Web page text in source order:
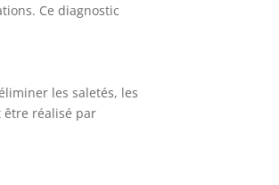
Ce diagnostic
les saletés, les
être réalisé par